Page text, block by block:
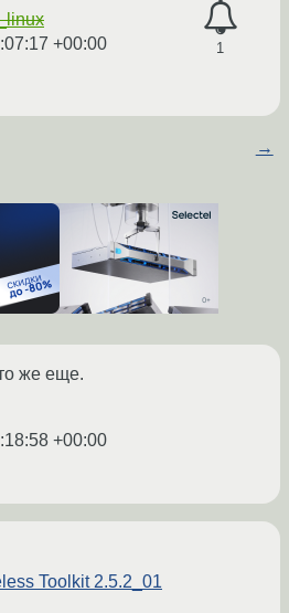
1
+00:00
→
же еще.
+00:00
Toolkit 2.5.2_01